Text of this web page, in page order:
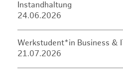
Instandhaltung
24.06.2026
Werkstudent*in Business &
21.07.2026